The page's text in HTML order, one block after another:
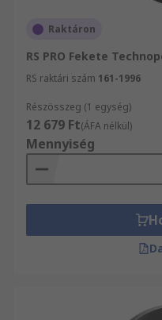
Raktáron
RS PRO Fekete
RS raktári szám 161-1996
Részösszeg (1 egység)
12 679 Ft(ÁFA nélkül)
Mennyiség